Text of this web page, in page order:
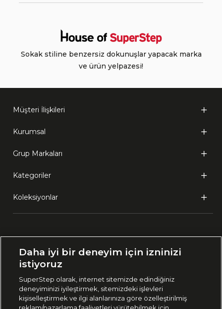
Sokak stiline benzersiz dokunuşlar yapacak marka
ve ürün yelpazesi!
Müşteri İlişkileri
Kurumsal
Grup Markaları
Kategoriler
Koleksiyonlar
🇹🇷 Türkiye
444 37 36
Daha iyi bir deneyim için izninizi
istiyoruz
SuperStep olarak, internet sitemizde edindiğiniz
deneyiminizi iyileştirmek, sitemizdeki işlevleri
kişiselleştirmek ve ilgi alanlarınıza göre özelleştirilmiş